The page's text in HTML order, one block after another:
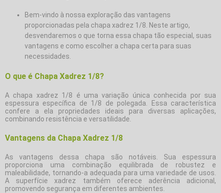
Bem-vindo à nossa exploração das vantagens
proporcionadas pela chapa xadrez 1/8. Neste artigo,
desvendaremos o que torna essa chapa tão especial, suas
vantagens e como escolher a chapa certa para suas
necessidades.
O que é Chapa Xadrez 1/8?
A chapa xadrez 1/8 é uma variação única conhecida por sua
espessura específica de 1/8 de polegada. Essa característica
confere a ela propriedades ideais para diversas aplicações,
combinando resistência e versatilidade.
Vantagens da Chapa Xadrez 1/8
As vantagens dessa chapa são notáveis. Sua espessura
proporciona uma combinação equilibrada de robustez e
maleabilidade, tornando-a adequada para uma variedade de usos.
A superfície xadrez também oferece aderência adicional,
promovendo segurança em diferentes ambientes.